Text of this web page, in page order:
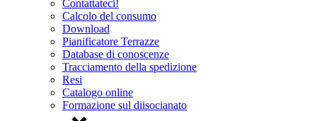
Contattateci!
Calcolo del consumo
Download
Pianificatore Terrazze
Database di conoscenze
Tracciamento della spedizione
Resi
Catalogo online
Formazione sul diisocianato